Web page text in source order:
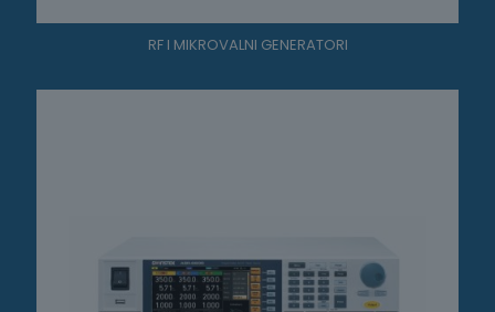
RF I MIKROVALNI GENERATORI